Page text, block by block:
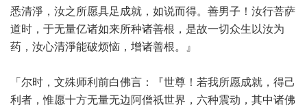
悉清淨，汝之所愿具足成就，如说而得。善男子！汝行菩萨
道时，于无量亿诸如来所种诸善根，是故一切众生以汝为
药，汝心清淨能破烦恼，增诸善根。』
「尔时，文殊师利前白佛言：『世尊！若我所愿成就，得己
利者，惟愿十方无量无边阿僧祇世界，六种震动，其中诸佛